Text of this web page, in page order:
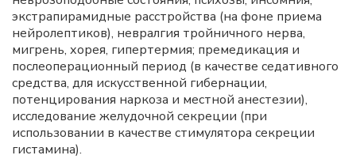
экстрапирамидные расстройства (на фоне приема
нейролептиков), невралгия тройничного нерва,
мигрень, хорея, гипертермия; премедикация и
послеоперационный период (в качестве седативного
средства, для искусственной гибернации,
потенцирования наркоза и местной анестезии),
исследование желудочной секреции (при
использовании в качестве стимулятора секреции
гистамина).